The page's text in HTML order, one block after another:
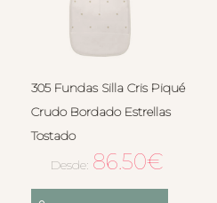
305 Fundas Silla Cris Piqué
Crudo Bordado Estrellas
Tostado
Desde: 86.50€